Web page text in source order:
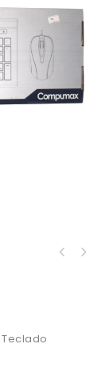
Teclado